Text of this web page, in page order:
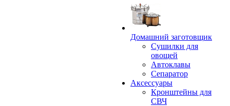
Домашний заготовщик
Сушилки для
овощей
Автоклавы
Сепаратор
Аксессуары
Кронштейны для
СВЧ